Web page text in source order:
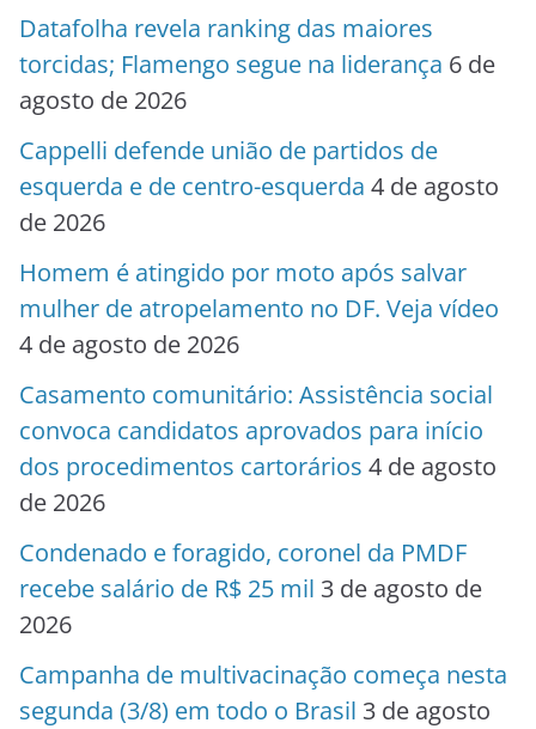
Datafolha revela ranking das maiores
torcidas; Flamengo segue na liderança 6 de
agosto de 2026
Cappelli defende união de partidos de
esquerda e de centro-esquerda 4 de agosto
de 2026
Homem é atingido por moto após salvar
mulher de atropelamento no DF. Veja vídeo
4 de agosto de 2026
Casamento comunitário: Assistência social
convoca candidatos aprovados para início
dos procedimentos cartorários 4 de agosto
de 2026
Condenado e foragido, coronel da PMDF
recebe salário de R$ 25 mil 3 de agosto de
2026
Campanha de multivacinação começa nesta
segunda (3/8) em todo o Brasil 3 de agosto